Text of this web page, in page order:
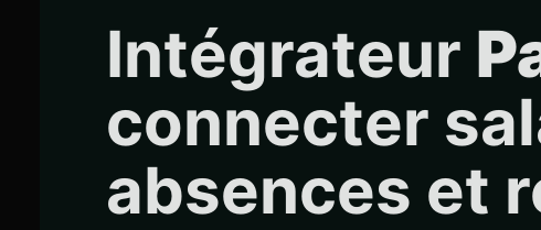
Intégrateur
connecter
absences et